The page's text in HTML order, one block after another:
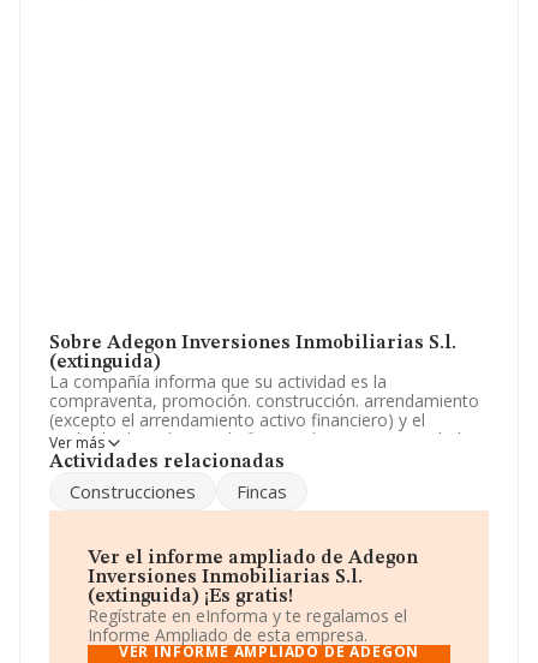
Sobre Adegon Inversiones Inmobiliarias S.l.
(extinguida)
La compañía informa que su actividad es la
compraventa, promoción. construcción. arrendamiento
(excepto el arrendamiento activo financiero) y el
acabado de todo tipo de fincas urbanas. La sociedad
está registrada como Sociedad Limitada. Su CNAE
actividad de importación y/o exportación.
al 2010 y según las cifras existentes en la base de datos
de INFORMA, el número de empleados ha estado por
encima de la media de sector.
Su teléfono es 934367091.
Ver más
Actividades relacionadas
Construcciones Fincas
Ver el informe ampliado de Adegon
Inversiones Inmobiliarias S.l.
(extinguida) ¡Es gratis!
Regístrate en eInforma y te regalamos el
Informe Ampliado de esta empresa.
VER INFORME AMPLIADO DE ADEGON